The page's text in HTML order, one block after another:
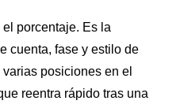
porcentaje. Es la
cuenta, fase y estilo de
posiciones en el
reentra rápido tras una